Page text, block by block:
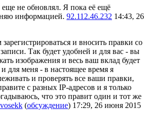
не обновлял. Я пока её ещё
информацией. 92.112.46.232 14:43, 26
и вносить правки со
Так будет удобней и для вас - вы
изображения и весь ваш вклад будет
для меня - в настоящее время я
и проверять все ваши правки,
с разных IP-адресов и я только
что это правит один и тот же
(обсуждение) 17:29, 26 июня 2015